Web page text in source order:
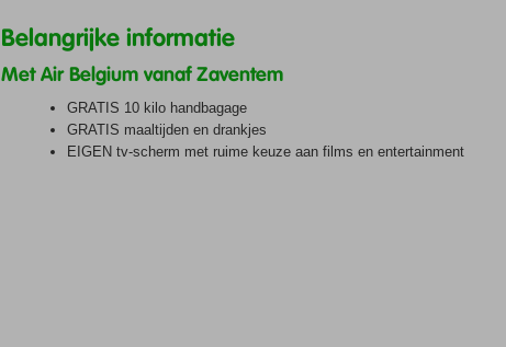
Belangrijke informatie
Met Air Belgium vanaf Zaventem
GRATIS 10 kilo handbagage
GRATIS maaltijden en drankjes
EIGEN tv-scherm met ruime keuze aan films en entertainment